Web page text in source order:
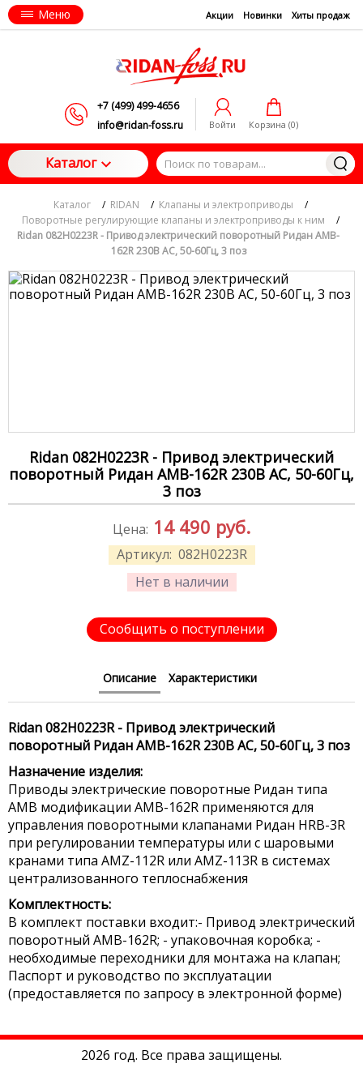
Меню Акции Новинки Хиты продаж
+7 (499) 499-4656
info@ridan-foss.ru
Войти Корзина (0)
Каталог
Каталог / RIDAN / Клапаны и электроприводы
/
Поворотные регулирующие клапаны и электроприводы к ним
/
Ridan 082H0223R - Привод электрический поворотный Ридан AMB-
162R 230В AC, 50-60Гц, 3 поз
Ridan 082H0223R - Привод электрический
поворотный Ридан AMB-162R 230В AC, 50-60Гц,
3 поз
Артикул: 082H0223R
Нет в наличии
Цена: 14 490 руб.
Сообщить о поступлении
Описание Характеристики
Ridan 082H0223R - Привод электрический
поворотный Ридан AMB-162R 230В AC, 50-60Гц, 3 поз
Назначение изделия:
Приводы электрические поворотные Ридан типа
AMB модификации AMB-162R применяются для
управления поворотными клапанами Ридан HRB-3R
при регулировании температуры или с шаровыми
кранами типа AMZ-112R или AMZ-113R в системах
централизованного теплоснабжения
Комплектность:
В комплект поставки входит:- Привод электрический
поворотный AMB-162R; - упаковочная коробка; -
необходимые переходники для монтажа на клапан;
Паспорт и руководство по эксплуатации
(предоставляется по запросу в электронной форме)
2026 год. Все права защищены.